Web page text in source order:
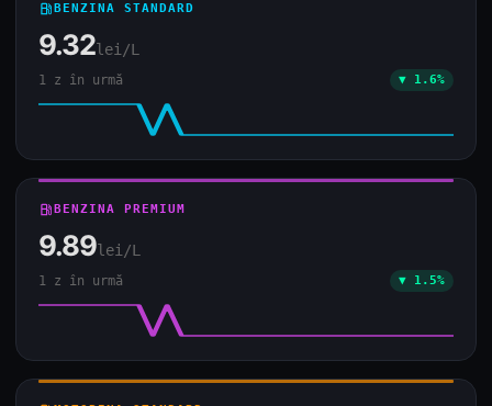
local_gas_stationBENZINA STANDARD
9.32lei/L
1 z în urmă ▼ 1.6%
local_gas_stationBENZINA PREMIUM
9.89lei/L
1 z în urmă ▼ 1.5%